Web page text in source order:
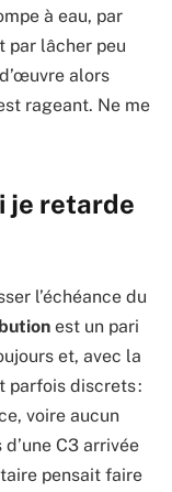
à eau, par
par lâcher peu
alors
rageant. Ne me
je retarde
l’échéance du
est un pari
et, avec la
parfois discrets :
voire aucun
C3 arrivée
pensait faire